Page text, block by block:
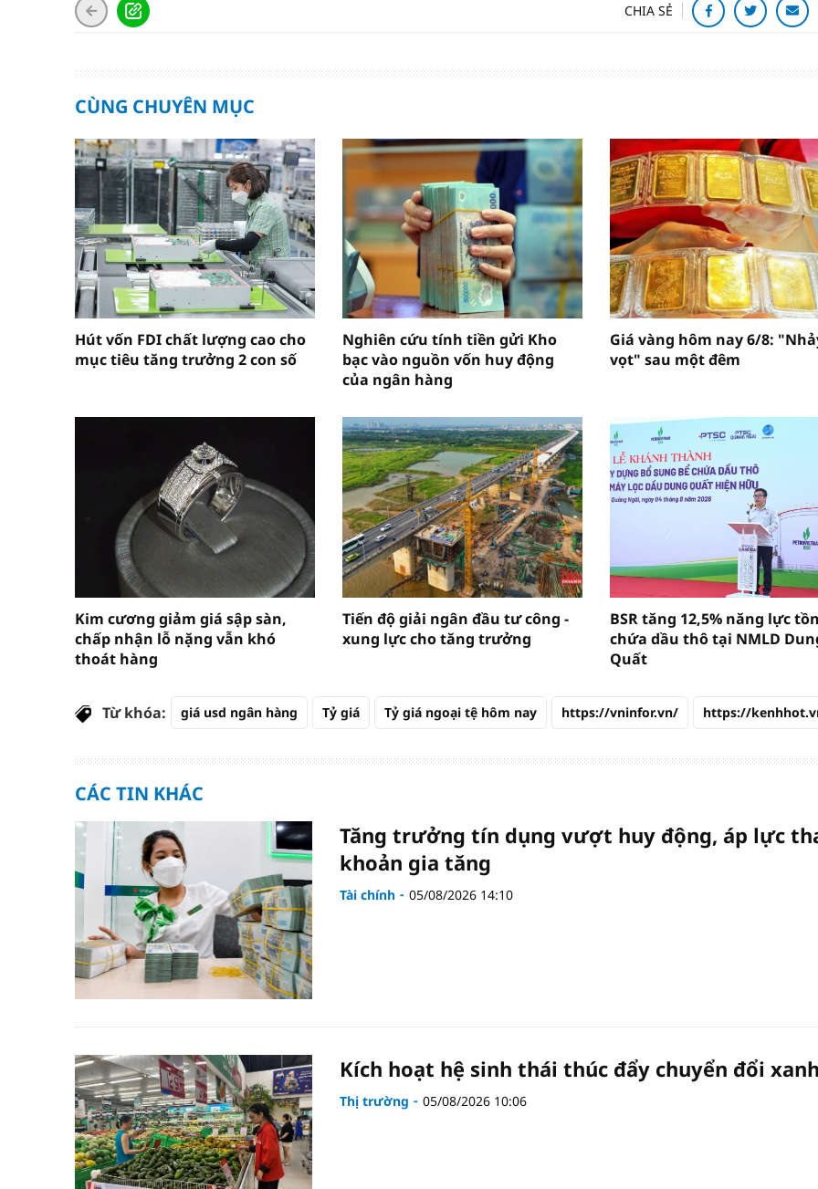
CHIA SẺ
CÙNG CHUYÊN MỤC
Hút vốn FDI chất lượng cao cho
mục tiêu tăng trưởng 2 con số
Nghiên cứu tính tiền gửi Kho
bạc vào nguồn vốn huy động
của ngân hàng
Giá vàng hôm nay 6/8:
vọt" sau một đêm
Kim cương giảm giá sập sàn,
chấp nhận lỗ nặng vẫn khó
thoát hàng
Tiến độ giải ngân đầu tư công -
xung lực cho tăng trưởng
BSR tăng 12,5% năng lực
chứa dầu thô tại NMLD
Quất
Từ khóa: giá usd ngân hàng Tỷ giá Tỷ giá ngoại tệ hôm nay https://vninfor.vn/ https://
CÁC TIN KHÁC
Tăng trưởng tín dụng vượt huy động, áp lực
khoản gia tăng
Tài chính 05/08/2026 14:10
Kích hoạt hệ sinh thái thúc đẩy chuyển đổi
Thị trường 05/08/2026 10:06